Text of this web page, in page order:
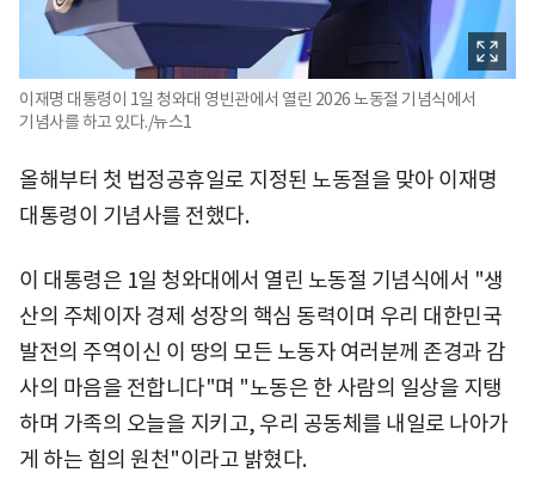
이재명 대통령이 1일 청와대 영빈관에서 열린 2026 노동절 기념식에서
기념사를 하고 있다./뉴스1
올해부터 첫 법정공휴일로 지정된 노동절을 맞아 이재명
대통령이 기념사를 전했다.
이 대통령은 1일 청와대에서 열린 노동절 기념식에서 "생
산의 주체이자 경제 성장의 핵심 동력이며 우리 대한민국
발전의 주역이신 이 땅의 모든 노동자 여러분께 존경과 감
사의 마음을 전합니다"며 "노동은 한 사람의 일상을 지탱
하며 가족의 오늘을 지키고, 우리 공동체를 내일로 나아가
게 하는 힘의 원천"이라고 밝혔다.